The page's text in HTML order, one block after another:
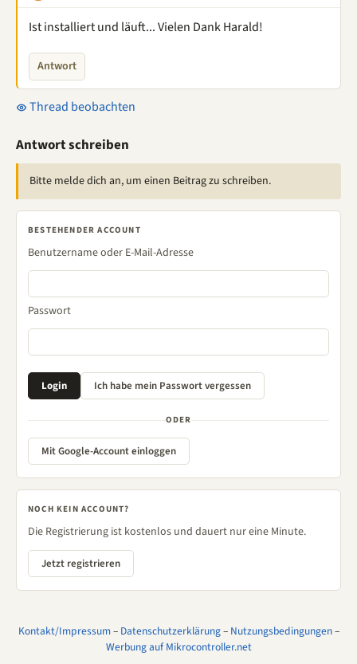
Ist installiert und läuft... Vielen Dank Harald!
Antwort
Thread beobachten
Antwort schreiben
Bitte melde dich an, um einen Beitrag zu schreiben.
BESTEHENDER ACCOUNT
Benutzername oder E-Mail-Adresse
Passwort
ODER
Mit Google-Account einloggen
NOCH KEIN ACCOUNT?
Die Registrierung ist kostenlos und dauert nur eine Minute.
Jetzt registrieren
Kontakt/Impressum– Datenschutzerklärung– Nutzungsbedingungen–
Werbung auf Mikrocontroller.net